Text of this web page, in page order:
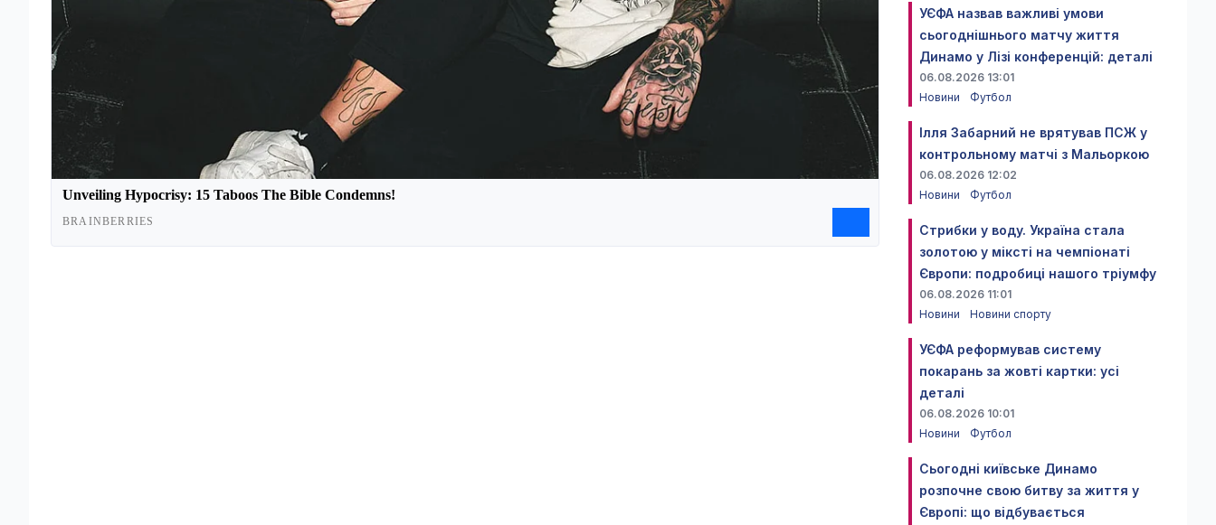
УЄФА назвав важливі умови
сьогоднішнього матчу життя
Динамо у Лізі конференцій: деталі
06.08.2026 13:01
Новини
Футбол
Ілля Забарний не врятував ПСЖ у
контрольному матчі з Мальоркою
06.08.2026 12:02
Новини
Футбол
Стрибки у воду. Україна стала
золотою у міксті на чемпіонаті
Європи: подробиці нашого тріумфу
06.08.2026 11:01
Новини
Новини спорту
УЄФА реформував систему
покарань за жовті картки: усі
деталі
06.08.2026 10:01
Новини
Футбол
Сьогодні київське Динамо
розпочне свою битву за життя у
Європі: що відбувається